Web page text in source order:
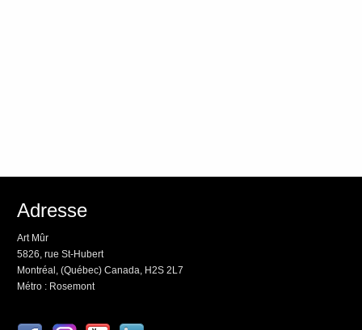
Adresse
Art Mûr
5826, rue St-Hubert
Montréal, (Québec) Canada, H2S 2L7
Métro : Rosemont